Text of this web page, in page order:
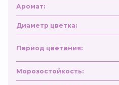
Аромат:
Диаметр цветка:
Период цветения:
Морозостойкость: